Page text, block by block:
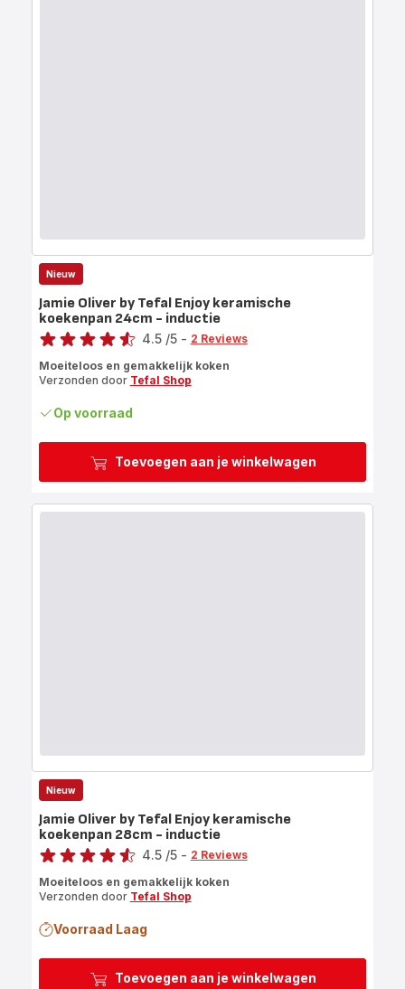
Toevoegen aan je winkelwagen
Nieuw
Jamie Oliver by Tefal Enjoy keramische
koekenpan 24cm - inductie
Score
4.5 /5 - 2 Reviews
Moeiteloos en gemakkelijk koken
Verzonden door Tefal Shop
Op voorraad
Toevoegen aan je winkelwagen
Nieuw
Jamie Oliver by Tefal Enjoy keramische
koekenpan 28cm - inductie
Score
4.5 /5 - 2 Reviews
Moeiteloos en gemakkelijk koken
Verzonden door Tefal Shop
Voorraad Laag